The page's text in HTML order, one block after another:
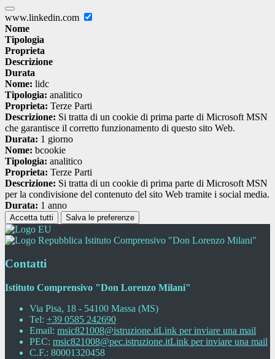
www.linkedin.com
Nome
Tipologia
Proprieta
Descrizione
Durata
Nome: lidc
Tipologia: analitico
Proprieta: Terze Parti
Descrizione: Si tratta di un cookie di prima parte di Microsoft MSN
che garantisce il corretto funzionamento di questo sito Web.
Durata: 1 giorno
Nome: bcookie
Tipologia: analitico
Proprieta: Terze Parti
Descrizione: Si tratta di un cookie di prima parte di Microsoft MSN
per la condivisione del contenuto del sito Web tramite i social media.
Durata: 1 anno
Accetta tutti Salva le preferenze
Istituto Comprensivo "Don Lorenzo Milani"
Contatti
Istituto Comprensivo "Don Lorenzo Milani"
Via Pisa, 18 - 54100 Massa (MS)
Tel: +39 0585 242690
Email: msic821008@istruzione.itLink per inviare una mail
PEC: msic821008@pec.istruzione.itLink per inviare una mail
C.F.: 80001320458